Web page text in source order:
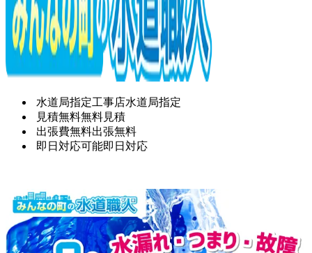
水道局指定工事店水道局指定
見積無料無料見積
出張費無料出張無料
即日対応可能即日対応